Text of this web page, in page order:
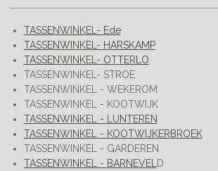
TASSENWINKEL- Ede
TASSENWINKEL- HARSKAMP
TASSENWINKEL- OTTERLO
TASSENWINKEL- STROE
TASSENWINKEL - WEKEROM
TASSENWINKEL - KOOTWIJK
TASSENWINKEL - LUNTEREN
TASSENWINKEL - KOOTWIJKERBROEK
TASSENWINKEL - GARDEREN
TASSENWINKEL - BARNEVELD